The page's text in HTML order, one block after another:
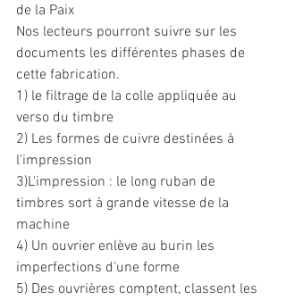
de la Paix
Nos lecteurs pourront suivre sur les
documents les différentes phases de
cette fabrication.
1) le filtrage de la colle appliquée au
verso du timbre
2) Les formes de cuivre destinées à
l'impression
3)L'impression : le long ruban de
timbres sort à grande vitesse de la
machine
4) Un ouvrier enlève au burin les
imperfections d'une forme
5) Des ouvrières comptent, classent les